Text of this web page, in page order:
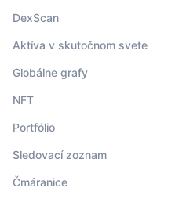
DexScan
Aktíva v skutočnom svete
Globálne grafy
NFT
Portfólio
Sledovací zoznam
Čmáranice